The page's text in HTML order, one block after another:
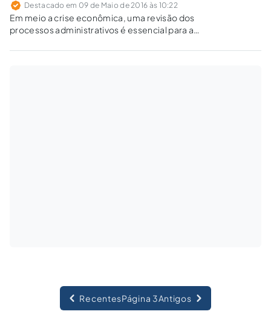
Destacado em 09 de Maio de 2016 às 10:22
Em meio a crise econômica, uma revisão dos
processos administrativos é essencial para a
Recuperar o que se pagou indevidamente ao
RecentesPágina 3Antigos